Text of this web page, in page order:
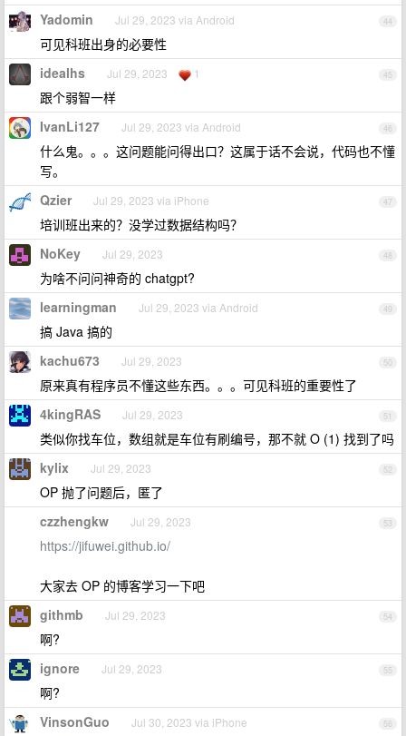
44
Yadomin Jul 29, 2023 via Android
可见科班出身的必要性
45
idealhs Jul 29, 2023 1
跟个弱智一样
46
IvanLi127 Jul 29, 2023 via Android
什么鬼。。。这问题能问得出口？这属于话不会说，代码也不懂
写。
47
Qzier Jul 29, 2023 via iPhone
培训班出来的？没学过数据结构吗？
48
NoKey Jul 29, 2023
为啥不问问神奇的 chatgpt?
49
learningman Jul 29, 2023 via Android
搞 Java 搞的
50
kachu673 Jul 29, 2023
原来真有程序员不懂这些东西。。。可见科班的重要性了
51
4kingRAS Jul 29, 2023
类似你找车位，数组就是车位有刷编号，那不就 O (1) 找到了吗
52
kylix Jul 29, 2023
OP 抛了问题后，匿了
53
czzhengkw Jul 29, 2023
https://jifuwei.github.io/
大家去 OP 的博客学习一下吧
54
githmb Jul 29, 2023
啊?
55
ignore Jul 29, 2023
啊?
56
VinsonGuo Jul 30, 2023 via iPhone